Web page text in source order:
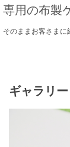
専用の布製
そのままお客さま
ギャラリー